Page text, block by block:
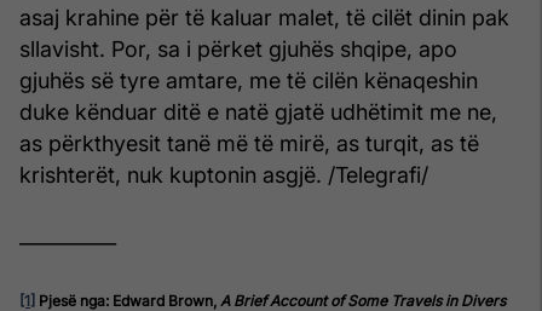
asaj krahine për të kaluar malet, të cilët dinin pak
sllavisht. Por, sa i përket gjuhës shqipe, apo
gjuhës së tyre amtare, me të cilën kënaqeshin
duke kënduar ditë e natë gjatë udhëtimit me ne,
as përkthyesit tanë më të mirë, as turqit, as të
krishterët, nuk kuptonin asgjë. /Telegrafi/
[1] Pjesë nga: Edward Brown, A Brief Account of Some Travels in Divers